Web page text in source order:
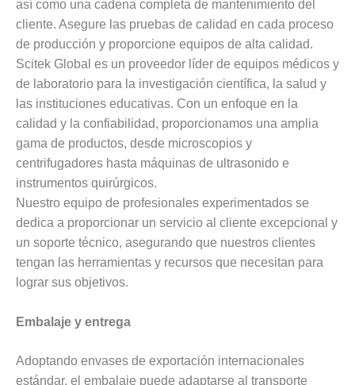
así como una cadena completa de mantenimiento del
cliente. Asegure las pruebas de calidad en cada proceso
de producción y proporcione equipos de alta calidad.
Scitek Global es un proveedor líder de equipos médicos y
de laboratorio para la investigación científica, la salud y
las instituciones educativas. Con un enfoque en la
calidad y la confiabilidad, proporcionamos una amplia
gama de productos, desde microscopios y
centrifugadores hasta máquinas de ultrasonido e
instrumentos quirúrgicos.
Nuestro equipo de profesionales experimentados se
dedica a proporcionar un servicio al cliente excepcional y
un soporte técnico, asegurando que nuestros clientes
tengan las herramientas y recursos que necesitan para
lograr sus objetivos.
Embalaje y entrega
Adoptando envases de exportación internacionales
estándar, el embalaje puede adaptarse al transporte